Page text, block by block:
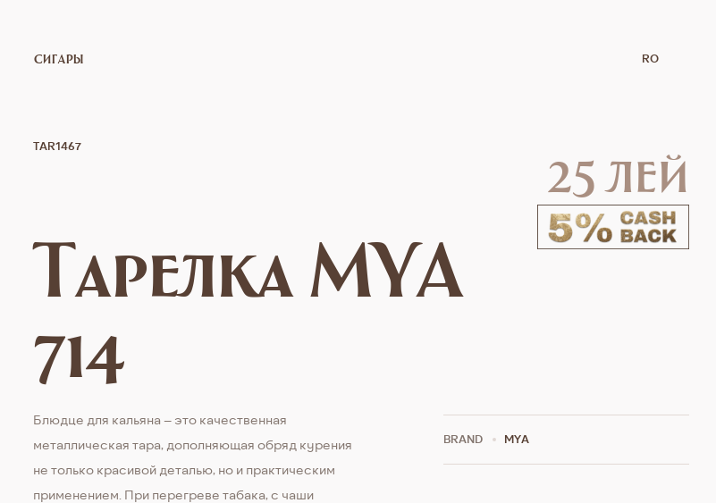
СИГАРЫ RO
TAR1467
Тарелка MYA
714
25 лей
Блюдце для кальяна – это качественная
металлическая тара, дополняющая обряд курения
не только красивой деталью, но и практическим
применением. При перегреве табака, с чаши
BRAND MYA